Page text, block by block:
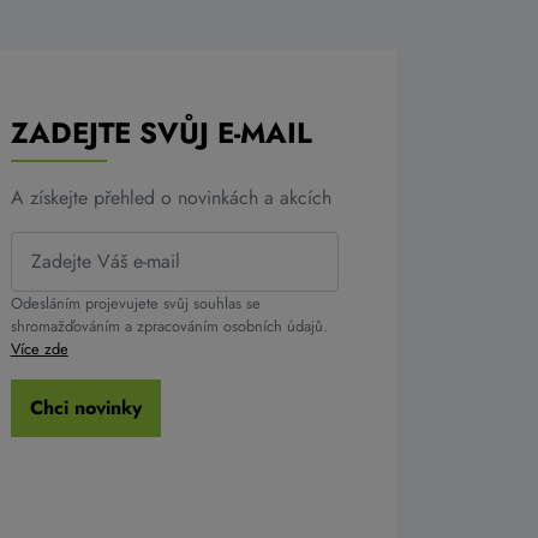
ZADEJTE SVŮJ E-MAIL
A získejte přehled o novinkách a akcích
Odesláním projevujete svůj souhlas se
shromažďováním a zpracováním osobních údajů.
Více zde
Chci novinky